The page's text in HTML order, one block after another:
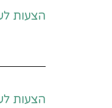
הצעות
הצעות